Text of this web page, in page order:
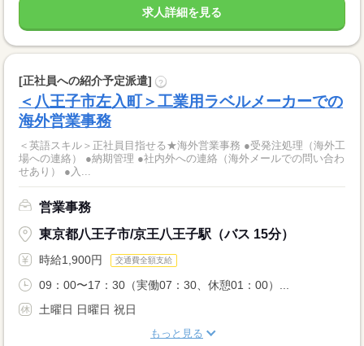
求人詳細を見る
[正社員への紹介予定派遣] ?
＜八王子市左入町＞工業用ラベルメーカーでの
海外営業事務
＜英語スキル＞正社員目指せる★海外営業事務 ●受発注処理（海外工
場への連絡） ●納期管理 ●社内外への連絡（海外メールでの問い合わ
せあり） ●入...
営業事務
東京都八王子市/京王八王子駅（バス 15分）
時給1,900円 交通費全額支給
09：00〜17：30（実働07：30、休憩01：00）...
土曜日 日曜日 祝日
もっと見る